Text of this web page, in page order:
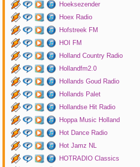
Hoeksezender
Hoex Radio
Hofstreek FM
HOI FM
Holland Country Radio
Hollandfm2.0
Hollands Goud Radio
Hollands Palet
Hollandse Hit Radio
Hoppa Music Holland
Hot Dance Radio
Hot Jamz NL
HOTRADIO Classics